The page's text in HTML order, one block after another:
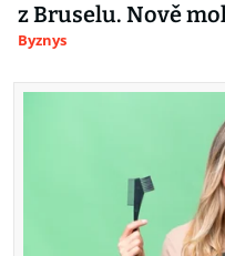
z Bruselu. Nově
Byznys